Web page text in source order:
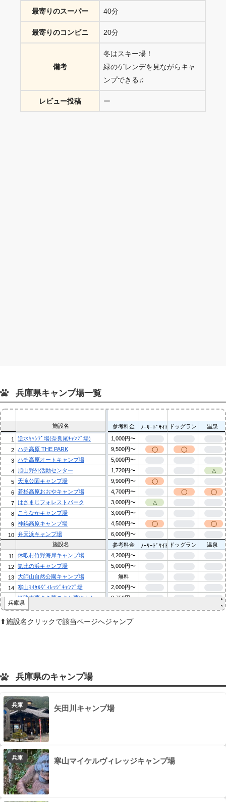
最寄りのスーパー 40分
最寄りのコンビニ 20分
備考
冬はスキー場！
緑のゲレンデを見ながらキャ
ンプできる♫
レビュー投稿 ー
兵庫県キャンプ場一覧
⬆︎施設名クリックで該当ページへジャンプ
兵庫県のキャンプ場
矢田川キャンプ場
兵庫
寒山マイケルヴィレッジキャンプ場
兵庫